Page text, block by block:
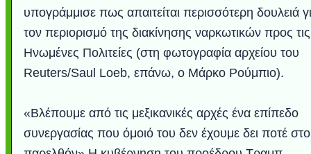
υπογράμμισε πως απαιτείται περισσότερη δουλειά
τον περιορισμό της διακίνησης ναρκωτικών προς τις
Ηνωμένες Πολιτείες (στη φωτογραφία αρχείου του
Reuters/Saul Loeb, επάνω, ο Μάρκο Ρούμπιο).
«Βλέπουμε από τις μεξικανικές αρχές ένα επίπεδο
συνεργασίας που όμοιό του δεν έχουμε δει ποτέ στο